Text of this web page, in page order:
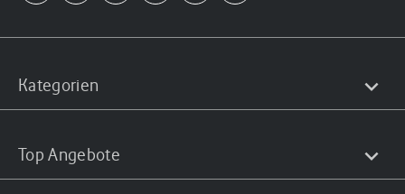
Kategorien
Top Angebote